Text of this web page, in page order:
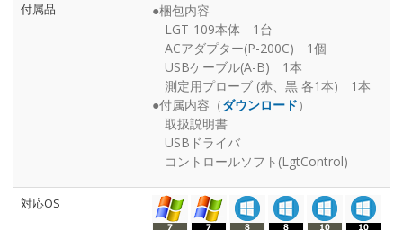
付属品
●梱包内容
LGT-109本体 1台
ACアダプター(P-200C) 1個
USBケーブル(A-B) 1本
測定用プローブ (赤、黒 各1本) 1本
●付属内容（ダウンロード）
取扱説明書
USBドライバ
コントロールソフト(LgtControl)
対応OS